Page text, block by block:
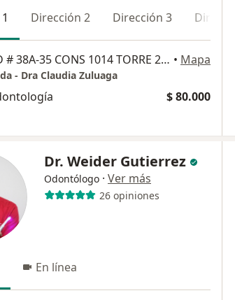
Dirección 2 Dirección 3
CALLE 5D # 38A‐35 CONS 1014 TORRE 2, Cali • Mapa
- Dra Claudia Zuluaga
$ 80.000
Dr. Weider Gutierrez
Odontólogo · Ver más
26 opiniones
En línea